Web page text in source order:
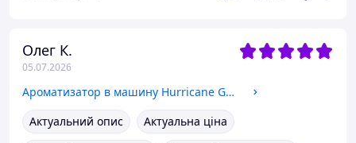
Олег К.
05.07.2026
Ароматизатор в машину Hurricane Gold Premium (аромасаше)
Актуальний опис
Актуальна ціна